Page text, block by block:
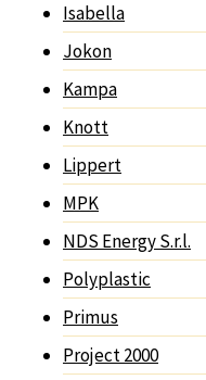
Isabella
Jokon
Kampa
Knott
Lippert
MPK
NDS Energy S.r.l.
Polyplastic
Primus
Project 2000